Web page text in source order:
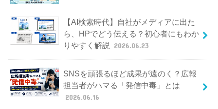
【AI検索時代】自社がメディアに出た
ら、HPでどう伝える？初心者にもわか
りやすく解説
2026.06.23
SNSを頑張るほど成果が遠のく？広報
担当者がハマる「発信中毒」とは
2026.06.16